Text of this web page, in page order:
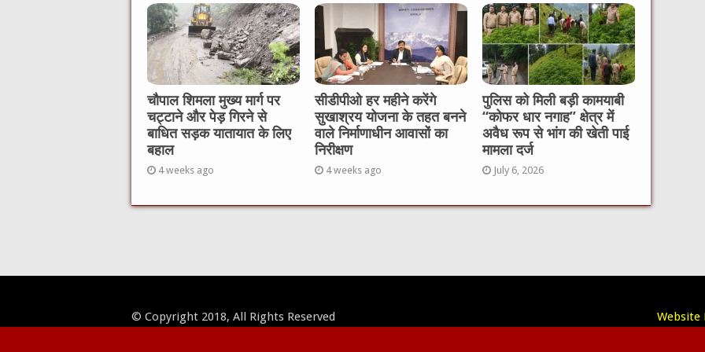
चौपाल शिमला मुख्य मार्ग पर
चट्टाने और पेड़ गिरने से
बाधित सड़क यातायात के लिए
बहाल
4 weeks ago
सीडीपीओ हर महीने करेंगे
सुखाश्रय योजना के तहत बनने
वाले निर्माणाधीन आवासों का
निरीक्षण
4 weeks ago
पुलिस को मिली बड़ी कामयाबी
“कोफर धार नगाह” क्षेत्र में
अवैध रूप से भांग की खेती पाई
मामला दर्ज
July 6, 2026
Website
© Copyright 2018, All Rights Reserved